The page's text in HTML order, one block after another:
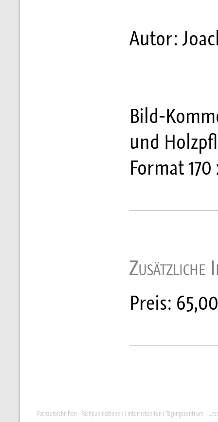
Autor:
Bild-
und
Format
Zusätzliche
Preis:
Fachzeitschriften Fachpublikationen Internetseiten Tagungszentrum